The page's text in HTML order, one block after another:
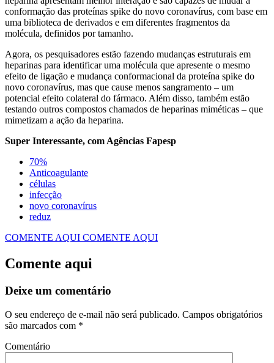
conformação das proteínas spike do novo coronavírus, com base em
uma biblioteca de derivados e em diferentes fragmentos da
molécula, definidos por tamanho.
Agora, os pesquisadores estão fazendo mudanças estruturais em
heparinas para identificar uma molécula que apresente o mesmo
efeito de ligação e mudança conformacional da proteína spike do
novo coronavírus, mas que cause menos sangramento – um
potencial efeito colateral do fármaco. Além disso, também estão
testando outros compostos chamados de heparinas miméticas – que
mimetizam a ação da heparina.
Super Interessante, com Agências Fapesp
70%
Anticoagulante
células
infecção
novo coronavírus
reduz
COMENTE AQUI COMENTE AQUI
Comente aqui
Deixe um comentário
O seu endereço de e-mail não será publicado. Campos obrigatórios
são marcados com *
Comentário